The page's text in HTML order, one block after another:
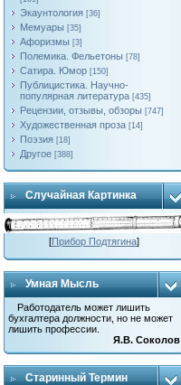
Экаунтология [36]
Мемуары [35]
Афоризмы [3]
Полемика. Фельетоны [78]
Сатира. Юмор [150]
Публицистика. Научно-
популярная литература [435]
Рецензии, отзывы, обзоры [747]
Художественная проза [14]
Поэзия [18]
Другое [388]
Случайная Картинка
[Прибор Подтягина]
Умная Мысль
Работодатель может лишить
бухгалтера должности, но не может
лишить профессии.
Я.В. Соколов
Старинный Термин